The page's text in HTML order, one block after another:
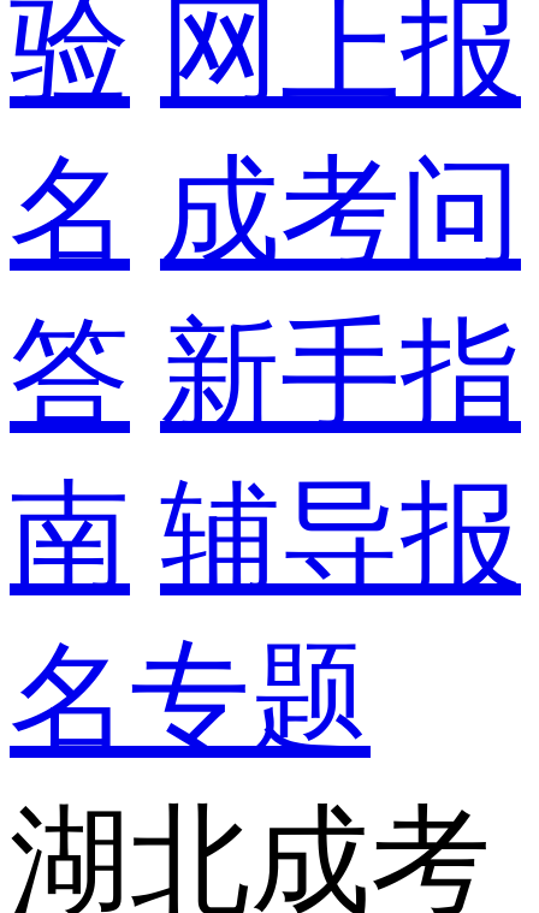
验 网上报
名 成考问
答 新手指
南 辅导报
名专题
湖北成考